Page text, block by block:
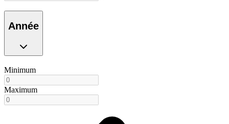
Année
Minimum
Maximum